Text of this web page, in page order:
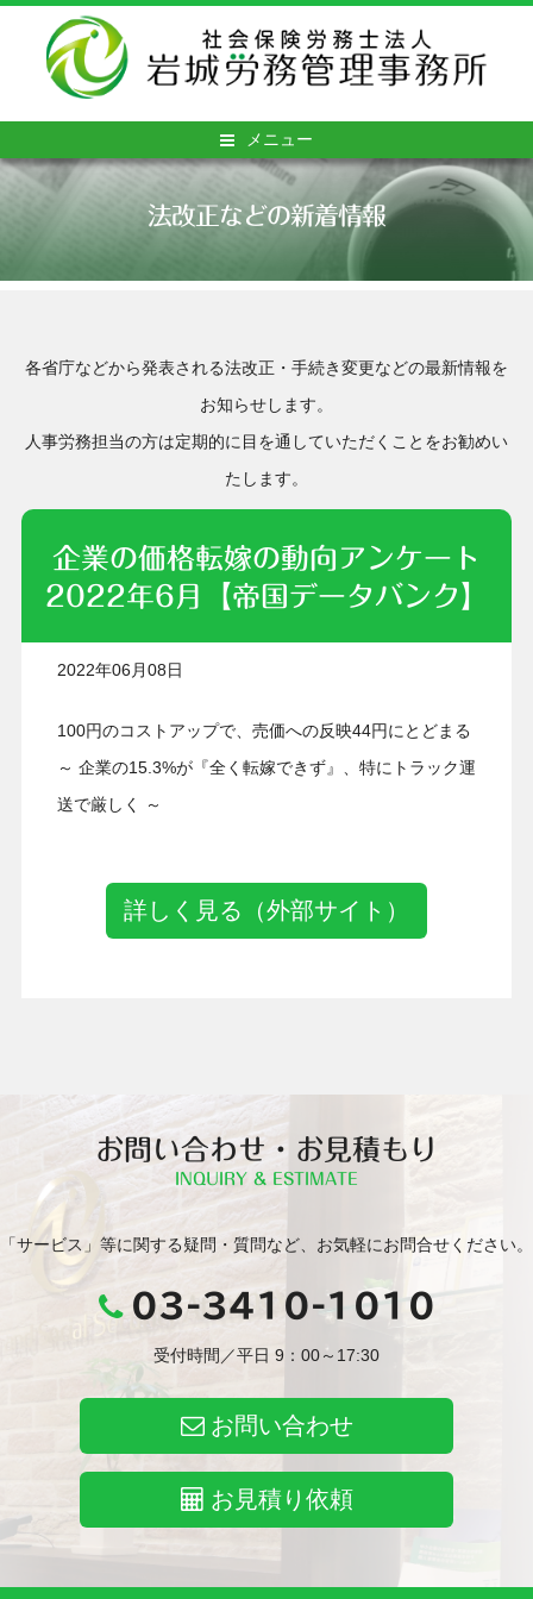
メニュー
法改正などの新着情報
各省庁などから発表される法改正・手続き変更などの最新情報を
お知らせします。
人事労務担当の方は定期的に目を通していただくことをお勧めい
たします。
企業の価格転嫁の動向アンケート
2022年6月【帝国データバンク】
2022年06月08日
100円のコストアップで、売価への反映44円にとどまる
～ 企業の15.3%が『全く転嫁できず』、特にトラック運
送で厳しく ～
詳しく見る（外部サイト）
お問い合わせ・お見積もり
INQUIRY & ESTIMATE
「サービス」等に関する疑問・質問など、お気軽にお問合せください。
03-3410-1010
受付時間／平日 9：00～17:30
お問い合わせ
お見積り依頼